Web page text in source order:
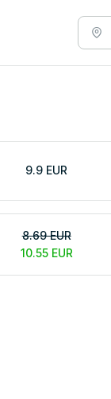
9.9 EUR
8.69 EUR
10.55 EUR